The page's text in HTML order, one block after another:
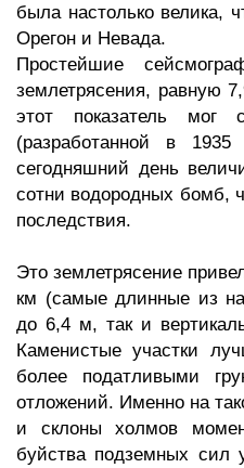
была настолько велика,
Орегон и Невада.
Простейшие
землетрясения, равную
этот показатель
(разработанной в 1935
сегодняшний день
сотни водородных бомб,
последствия.
Это землетрясение
км (самые длинные из
до 6,4 м, так и
Каменистые участки
более податливыми
отложений. Именно на
и склоны холмов
буйства подземных сил